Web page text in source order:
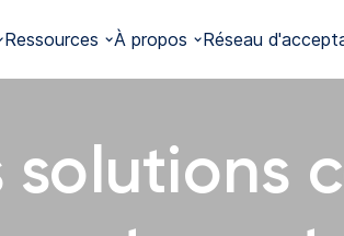
Ressources À propos Réseau
solutions